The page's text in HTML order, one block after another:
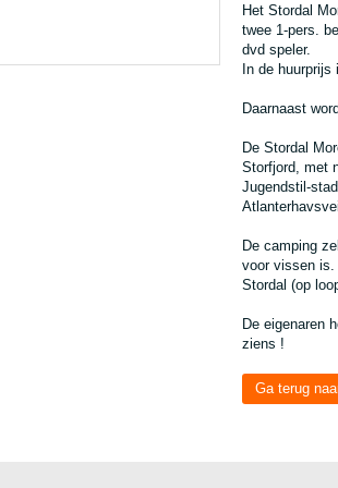
Het Stordal
twee 1-pers.
dvd speler.
In de huurprijs
Daarnaast
De Stordal
Storfjord, met
Jugendstil-
De camping
voor vissen is.
Stordal (op
De eigenaren
ziens !
Ga terug